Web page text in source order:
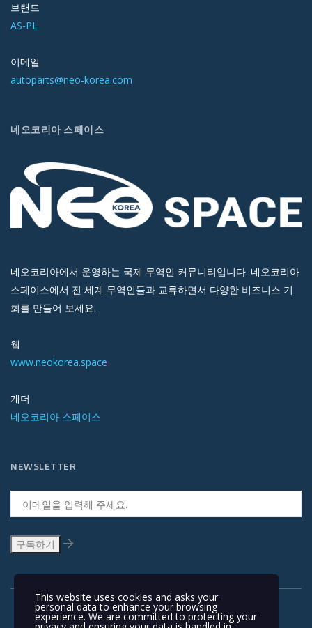
브랜드
AS-PL
이메일
autoparts@neo-korea.com
네오코리아 스페이스
네오코리아에서 운영하는 국제 무역인 커뮤니티입니다. 네오코리아
스페이스에서 전 세계 무역인들과 교류하면서 다양한 비즈니스 기
회를 만들어 보세요.
웹
www.neokorea.space
개더
네오코리아 스페이스
NEWSLETTER
This website uses cookies and asks your
personal data to enhance your browsing
experience. We are committed to protecting your